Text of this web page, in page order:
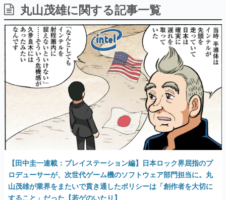
日本のコンテンツ産業やカルチャーに与えた影響を探る企
画です。
日本モバイルゲーム産業史
日本のモバイルゲーム史における主要なトピック・タイト
ルを網羅するほか、開発者へのインタビューや識者による
解説を掲載。約20年の歴史が一望できる決定版！
若ゲのいたり〜ゲームクリエイターの青春〜
『うつヌケ』『ペンと箸』等で知られるマンガ家・田中圭
一先生によるゲーム業界レポートマンガです。
なんでゲームは面白い？
ゲーム開発者・hamatsu氏がゲームの魅力を画面や操作の
具体的な形から解き明かしていく、硬派で骨太な評論連載
です。
「経験値」「裏技」「ラスボス」… ゲームにまつわる言葉
の起源や用法の変遷を、コンピューター文化史研究家・タ
イニーP氏が徹底調査。
丸山茂雄に関する記事一覧
【田中圭一連載：プレイステーション編】日本ロック界屈指のプ
ロデューサーが、次世代ゲーム機のソフトウェア部門担当に。丸
山茂雄が業界をまたいで貫き通したポリシーは「創作者を大切に
すること」だった【若ゲのいたり】